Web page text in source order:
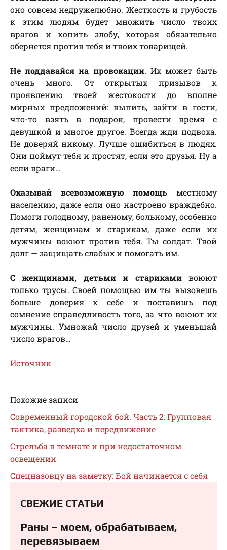
оно совсем недружелюбно. Жесткость и грубость
к этим людям будет множить число твоих
врагов и копить злобу, которая обязательно
обернется против тебя и твоих товарищей.
Не поддавайся на провокации. Их может быть
очень много. От открытых призывов к
проявлению твоей жестокости до вполне
мирных предложений: выпить, зайти в гости,
что-то взять в подарок, провести время с
девушкой и многое другое. Всегда жди подвоха.
Не доверяй никому. Лучше ошибиться в людях.
Они поймут тебя и простят, если это друзья. Ну а
если враги…
Оказывай всевозможную помощь местному
населению, даже если оно настроено враждебно.
Помоги голодному, раненому, больному, особенно
детям, женщинам и старикам, даже если их
мужчины воюют против тебя. Ты солдат. Твой
долг — защищать слабых и помогать им.
С женщинами, детьми и старикамивоюют
только трусы. Своей помощью им ты вызовешь
больше доверия к себе и поставишь под
сомнение справедливость того, за что воюют их
мужчины. Умножай число друзей и уменьшай
число врагов…
Источник
Похожие записи
Современный городской бой. Часть 2: Групповая
тактика, разведка и передвижение
Стрельба в темноте и при недостаточном
освещении
Спецназовцу на заметку: Бой начинается с себя
СВЕЖИЕ СТАТЬИ
Раны – моем, обрабатываем,
перевязываем⁠⁠